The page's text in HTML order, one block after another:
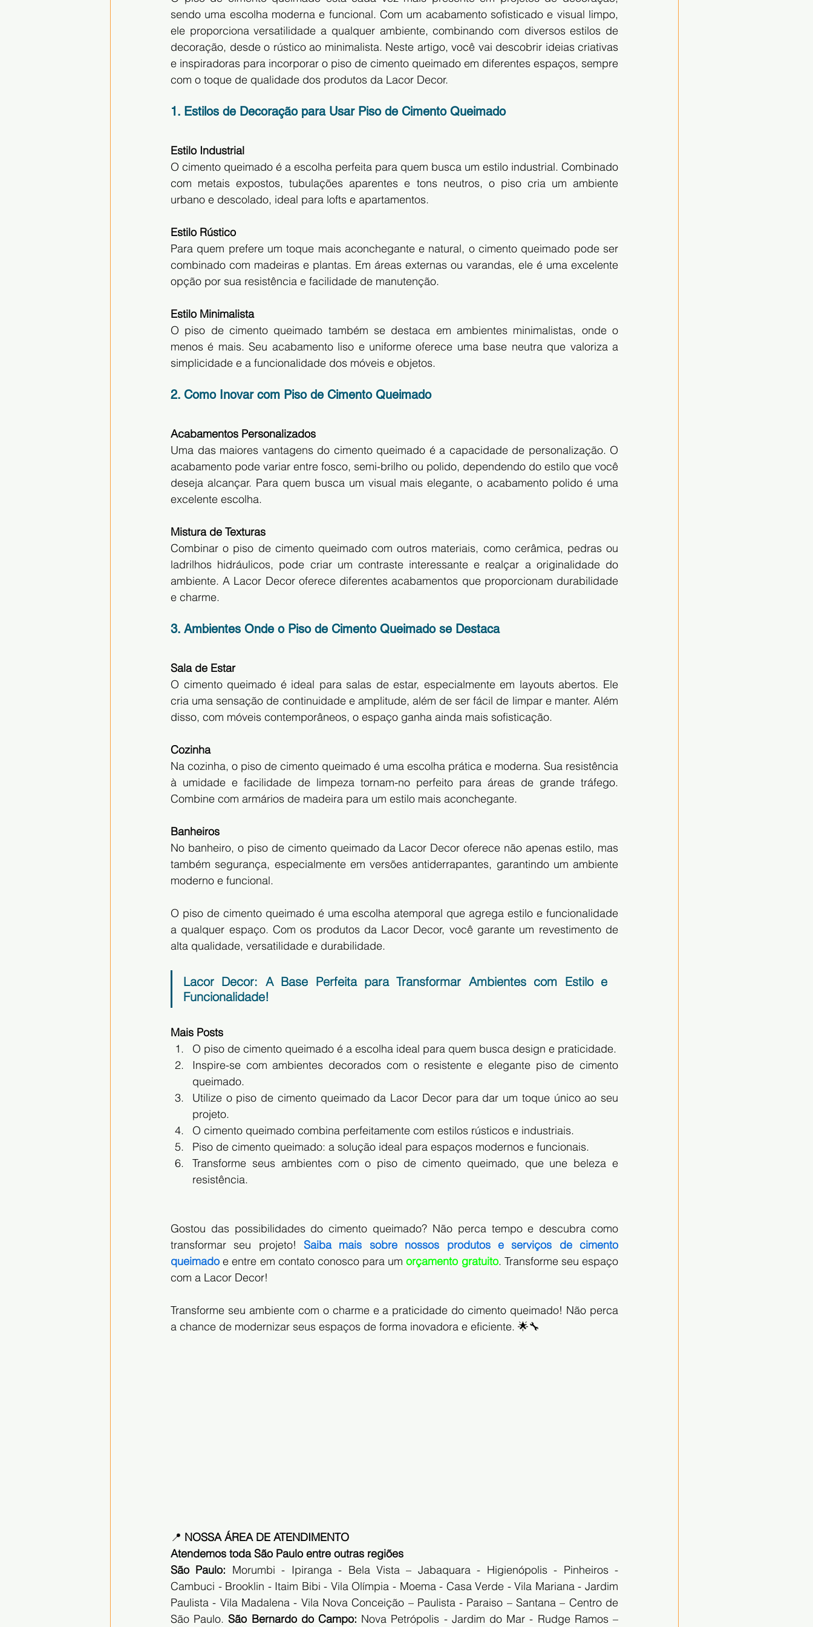
sendo uma escolha moderna e funcional. Com um acabamento sofisticado e visual limpo,
ele proporciona versatilidade a qualquer ambiente, combinando com diversos estilos de
decoração, desde o rústico ao minimalista. Neste artigo, você vai descobrir ideias criativas
e inspiradoras para incorporar o piso de cimento queimado em diferentes espaços, sempre
com o toque de qualidade dos produtos da Lacor Decor.
1. Estilos de Decoração para Usar Piso de Cimento Queimado
Estilo Industrial
O cimento queimado é a escolha perfeita para quem busca um estilo industrial. Combinado
com metais expostos, tubulações aparentes e tons neutros, o piso cria um ambiente
urbano e descolado, ideal para lofts e apartamentos.
Estilo Rústico
Para quem prefere um toque mais aconchegante e natural, o cimento queimado pode ser
combinado com madeiras e plantas. Em áreas externas ou varandas, ele é uma excelente
opção por sua resistência e facilidade de manutenção.
Estilo Minimalista
O piso de cimento queimado também se destaca em ambientes minimalistas, onde o
menos é mais. Seu acabamento liso e uniforme oferece uma base neutra que valoriza a
simplicidade e a funcionalidade dos móveis e objetos.
2. Como Inovar com Piso de Cimento Queimado
Acabamentos Personalizados
Uma das maiores vantagens do cimento queimado é a capacidade de personalização. O
acabamento pode variar entre fosco, semi-brilho ou polido, dependendo do estilo que você
deseja alcançar. Para quem busca um visual mais elegante, o acabamento polido é uma
excelente escolha.
Mistura de Texturas
Combinar o piso de cimento queimado com outros materiais, como cerâmica, pedras ou
ladrilhos hidráulicos, pode criar um contraste interessante e realçar a originalidade do
ambiente. A Lacor Decor oferece diferentes acabamentos que proporcionam durabilidade
e charme.
3. Ambientes Onde o Piso de Cimento Queimado se Destaca
Sala de Estar
O cimento queimado é ideal para salas de estar, especialmente em layouts abertos. Ele
cria uma sensação de continuidade e amplitude, além de ser fácil de limpar e manter. Além
disso, com móveis contemporâneos, o espaço ganha ainda mais sofisticação.
Cozinha
Na cozinha, o piso de cimento queimado é uma escolha prática e moderna. Sua resistência
à umidade e facilidade de limpeza tornam-no perfeito para áreas de grande tráfego.
Combine com armários de madeira para um estilo mais aconchegante.
Banheiros
No banheiro, o piso de cimento queimado da Lacor Decor oferece não apenas estilo, mas
também segurança, especialmente em versões antiderrapantes, garantindo um ambiente
moderno e funcional.
O piso de cimento queimado é uma escolha atemporal que agrega estilo e funcionalidade
a qualquer espaço. Com os produtos da Lacor Decor, você garante um revestimento de
alta qualidade, versatilidade e durabilidade.
Lacor Decor: A Base Perfeita para Transformar Ambientes com Estilo e
Funcionalidade!
Mais Posts
O piso de cimento queimado é a escolha ideal para quem busca design e praticidade.
Inspire-se com ambientes decorados com o resistente e elegante piso de cimento
queimado.
Utilize o piso de cimento queimado da Lacor Decor para dar um toque único ao seu
projeto.
O cimento queimado combina perfeitamente com estilos rústicos e industriais.
Piso de cimento queimado: a solução ideal para espaços modernos e funcionais.
Transforme seus ambientes com o piso de cimento queimado, que une beleza e
resistência.
Gostou das possibilidades do cimento queimado? Não perca tempo e descubra como
transformar seu projeto! Saiba mais sobre nossos produtos e serviços de cimento
queimado e entre em contato conosco para um orçamento gratuito. Transforme seu espaço
com a Lacor Decor!
Transforme seu ambiente com o charme e a praticidade do cimento queimado! Não perca
a chance de modernizar seus espaços de forma inovadora e eficiente. 🌟🔧
📍 NOSSA ÁREA DE ATENDIMENTO
Atendemos toda São Paulo entre outras regiões
São Paulo: Morumbi - Ipiranga - Bela Vista – Jabaquara - Higienópolis - Pinheiros -
Cambuci - Brooklin - Itaim Bibi - Vila Olímpia - Moema - Casa Verde - Vila Mariana - Jardim
Paulista - Vila Madalena - Vila Nova Conceição – Paulista - Paraiso – Santana – Centro de
São Paulo. São Bernardo do Campo: Nova Petrópolis - Jardim do Mar - Rudge Ramos –